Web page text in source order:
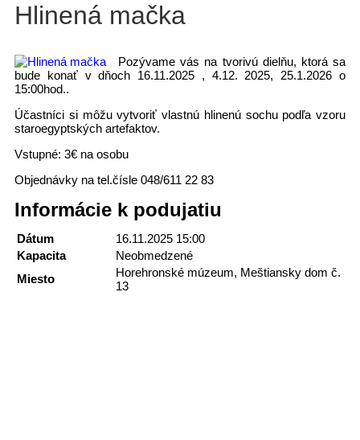
Hlinená mačka
Pozývame vás na tvorivú dielňu, ktorá sa
bude konať v dňoch 16.11.2025 , 4.12. 2025, 25.1.2026 o
15:00hod..
Účastníci si môžu vytvoriť vlastnú hlinenú sochu podľa vzoru
staroegyptských artefaktov.
Vstupné: 3€ na osobu
Objednávky na tel.čísle 048/611 22 83
Informácie k podujatiu
Dátum
16.11.2025 15:00
Kapacita
Neobmedzené
Miesto
Horehronské múzeum, Meštiansky dom č.
13